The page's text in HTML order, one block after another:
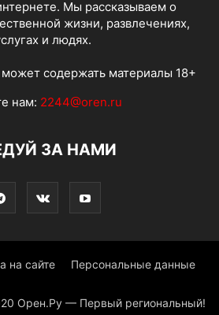
Мы рассказываем о
жизни, развлечениях,
и людях.
содержать материалы 18+
нам: 2244@oren.ru
ЗА НАМИ
на сайте Персональные данные
Орен.Ру — Первый региональный!